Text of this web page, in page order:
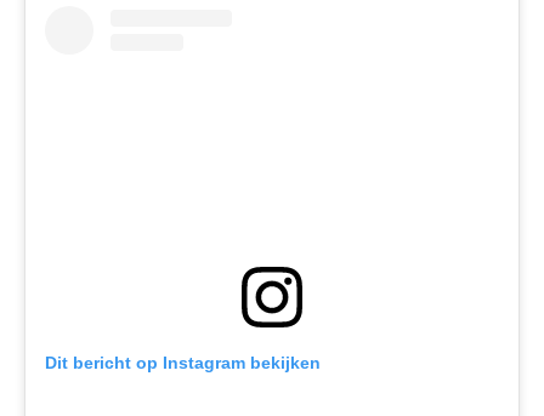
Dit bericht op Instagram bekijken